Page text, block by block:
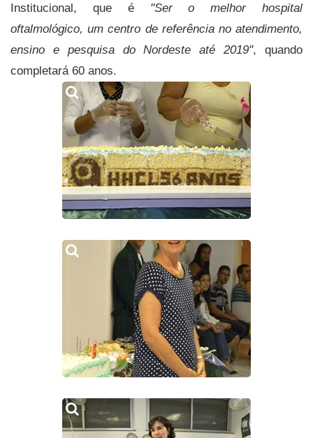
Institucional, que é "Ser o melhor hospital
oftalmológico, um centro de referência no atendimento,
ensino e pesquisa do Nordeste até 2019", quando
completará 60 anos.